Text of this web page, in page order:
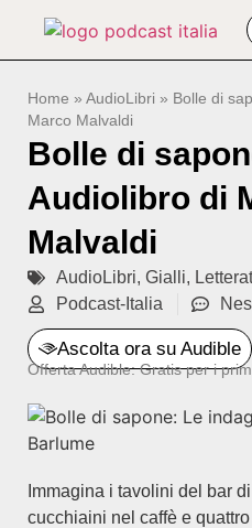
Home » AudioLibri » Bolle di
Marco Malvaldi
Bolle di
Audiolibro di
Malvaldi
AudioLibri, Gialli,
Podcast-Italia
Ascolta ora su Audible
Offerta Audible: Gratis per i
Immagina i tavolini del bar
cucchiaini nel caffè e